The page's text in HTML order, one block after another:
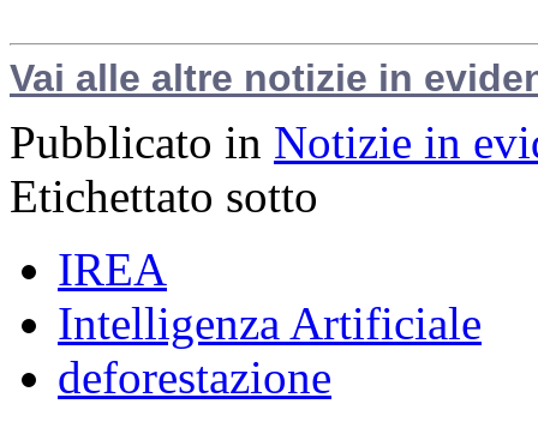
Vai alle altre notizie in
Pubblicato in Notizie in
Etichettato sotto
IREA
Intelligenza Artificiale
deforestazione